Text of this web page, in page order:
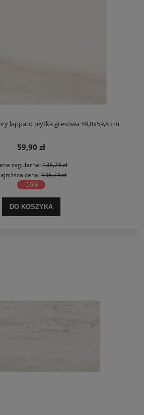
lappato płytka gresowa 59,8x59,8 cm
59,90 zł
regularna:136,74 zł
cena: 136,74 zł
-56%
DO KOSZYKA